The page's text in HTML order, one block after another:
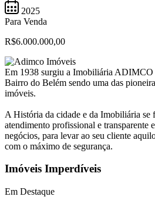
2025
Para Venda
R$6.000.000,00
Em 1938 surgiu a Imobiliária ADIMCO
Bairro do Belém sendo uma das
imóveis.
A História da cidade e da Imobiliária se
atendimento profissional e transparente
negócios, para levar ao seu cliente
com o máximo de segurança.
Imóveis Imperdíveis
Em Destaque